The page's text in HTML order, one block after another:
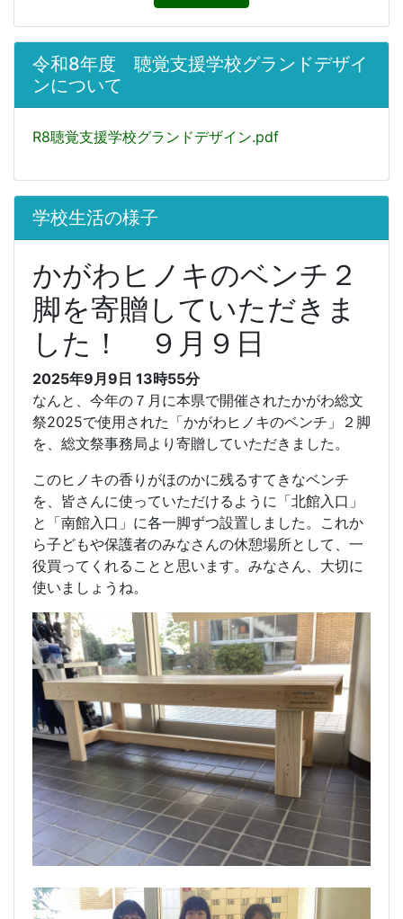
令和8年度 聴覚支援学校グランドデザイ
ンについて
R8聴覚支援学校グランドデザイン.pdf
学校生活の様子
かがわヒノキのベンチ２
脚を寄贈していただきま
した！ ９月９日
2025年9月9日 13時55分
なんと、今年の７月に本県で開催されたかがわ総文
祭2025で使用された「かがわヒノキのベンチ」２脚
を、総文祭事務局より寄贈していただきました。
このヒノキの香りがほのかに残るすてきなベンチ
を、皆さんに使っていただけるように「北館入口」
と「南館入口」に各一脚ずつ設置しました。これか
ら子どもや保護者のみなさんの休憩場所として、一
役買ってくれることと思います。みなさん、大切に
使いましょうね。